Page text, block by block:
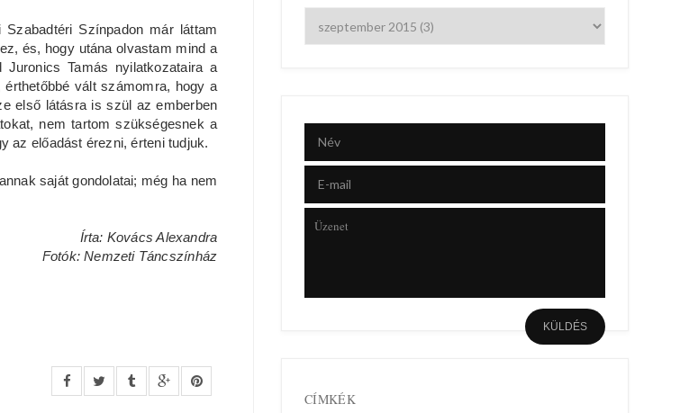
Szabadtéri Színpadon már láttam
és, hogy utána olvastam mind a
Juronics Tamás nyilatkozataira a
érthetőbbé vált számomra, hogy a
első látásra is szül az emberben
nem tartom szükségesnek a
az előadást érezni, érteni tudjuk.
saját gondolatai; még ha nem
Írta: Kovács Alexandra
Fotók: Nemzeti Táncszínház
CÍMKÉK